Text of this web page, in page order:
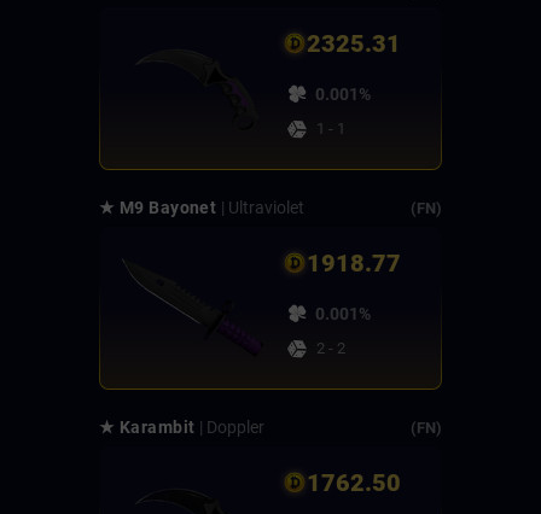
2325.31
0.001%
1 - 1
★ M9 Bayonet | Ultraviolet (FN)
1918.77
0.001%
2 - 2
★ Karambit | Doppler (FN)
1762.50